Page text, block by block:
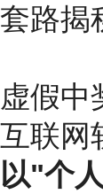
套路揭
虚假中
互联网
以"个